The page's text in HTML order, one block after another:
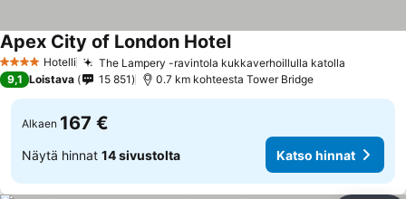
4 Tähtiluokitus
Hotelli The Lampery -ravintola kukkaverhoillulla katolla
Apex City of London Hotel
9,1 Loistava 15 851 0.7 km kohteesta Tower Bridge
Alkaen 167 €
Näytä hinnat 14 sivustolta Katso hinnat